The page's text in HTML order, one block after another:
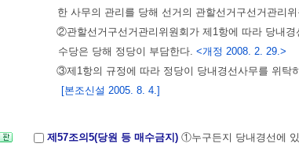
한 사무의 관리를 당해 선거의 관할선거구선거관리
②관할선거구선거관리위원회가 제1항에 따라 당내
수당은 당해 정당이 부담한다. <개정 2008. 2. 29.>
③제1항의 규정에 따라 정당이 당내경선사무를 위탁
[본조신설 2005. 8. 4.]
제57조의5(당원 등 매수금지) ①누구든지 당내경선에